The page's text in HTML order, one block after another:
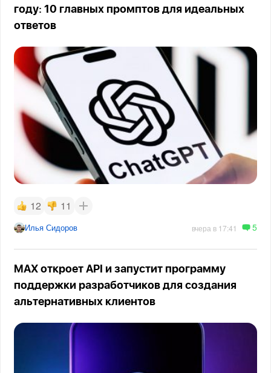
году: 10 главных промптов для идеальных
ответов
12 11
Илья Сидоров вчера в 17:41 5
MAX откроет API и запустит программу
поддержки разработчиков для создания
альтернативных клиентов